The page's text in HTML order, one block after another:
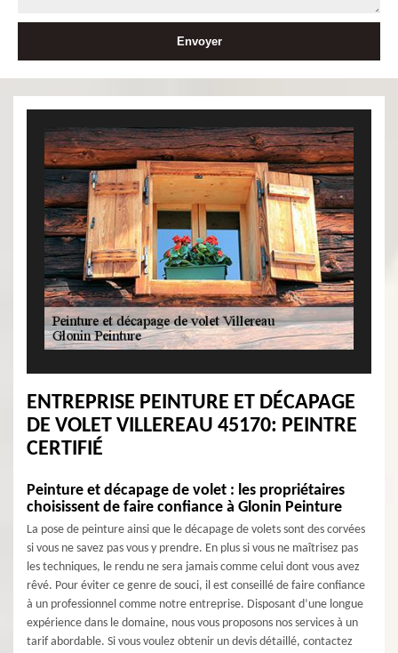
ENTREPRISE PEINTURE ET DÉCAPAGE
DE VOLET VILLEREAU 45170: PEINTRE
CERTIFIÉ
Peinture et décapage de volet : les propriétaires
choisissent de faire confiance à Glonin Peinture
La pose de peinture ainsi que le décapage de volets sont des corvées
si vous ne savez pas vous y prendre. En plus si vous ne maîtrisez pas
les techniques, le rendu ne sera jamais comme celui dont vous avez
rêvé. Pour éviter ce genre de souci, il est conseillé de faire confiance
à un professionnel comme notre entreprise. Disposant d’une longue
expérience dans le domaine, nous vous proposons nos services à un
tarif abordable. Si vous voulez obtenir un devis détaillé, contactez